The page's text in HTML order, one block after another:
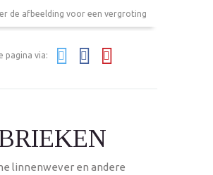
de afbeelding voor een vergroting
pagina via:
linnenwever en andere